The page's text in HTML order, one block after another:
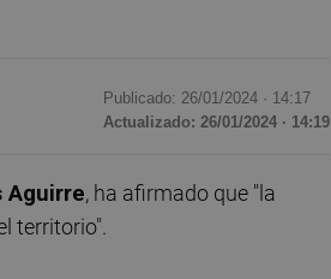
Publicado: 26/01/2024 · 14:17
Actualizado: 26/01/2024 · 14:19
Aguirre, ha afirmado que "la
territorio".